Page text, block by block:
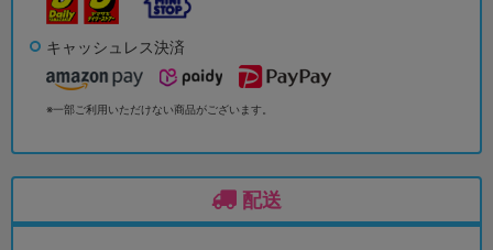
キャッシュレス決済
※一部ご利用いただけない商品がございます。
配送